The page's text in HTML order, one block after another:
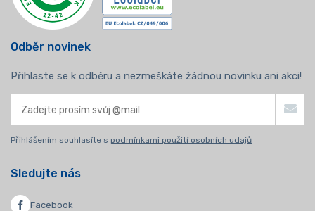
Odběr novinek
Přihlaste se k odběru a nezmeškáte žádnou novinku ani akci!
Přihlášením souhlasíte s podmínkami použití osobních udajů
Sledujte nás
Facebook